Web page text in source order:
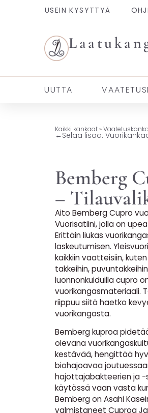
USEIN KYSYTTYÄ
UUTTA
Kaikki kankaat»
←Selaa lisää:
Bemberg
–
Aito Bemberg Cupro
Vuorisatiini, jolla on
Erittäin liukas
laskeutumisen.
kaikkiin vaatteisiin, kuten
takkeihin,
luonnonkuiduilla cupro
vuorikangasmateriaali.
riippuu siitä haetko
vuorikangasta.
Bemberg kuproa
olevana
kestävää, hengittää
biohajoavaa
hajottajabakteerien ja -
käytössä vaan vasta
Bemberg on Asahi
valmistaneet Cuproa